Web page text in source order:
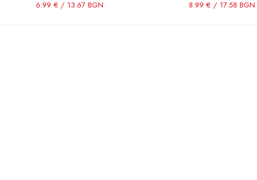
6.99 € / 13.67 BGN
8.99 € / 17.58 BGN